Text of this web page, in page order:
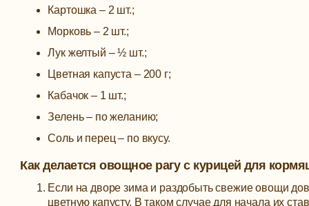
Картошка – 2 шт.;
Морковь – 2 шт.;
Лук желтый – ½ шт.;
Цветная капуста – 200 г;
Кабачок – 1 шт.;
Зелень – по желанию;
Соль и перец – по вкусу.
Как делается овощное рагу с курицей для
Если на дворе зима и раздобыть свежие овощи
цветную капусту. В таком случае для начала их